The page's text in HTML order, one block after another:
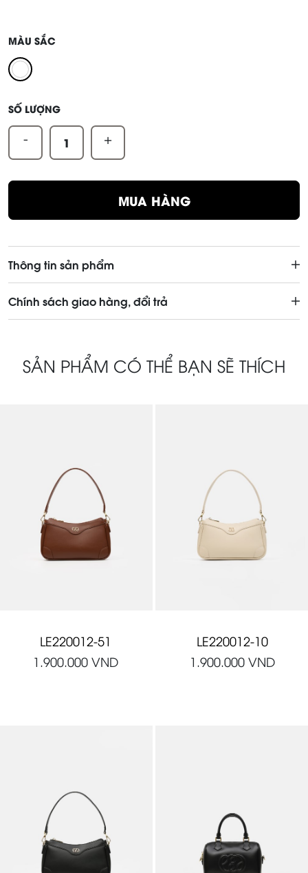
MÀU SẮC
SỐ LƯỢNG
- +
MUA HÀNG
Thông tin sản phẩm
Chính sách giao hàng, đổi trả
SẢN PHẨM CÓ THỂ BẠN SẼ THÍCH
LE220012-51
1.900.000 VND
LE220012-10
1.900.000 VND